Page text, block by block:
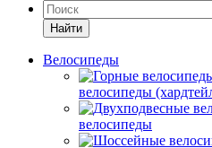
Найти
Велосипеды
велосипеды
велосипеды